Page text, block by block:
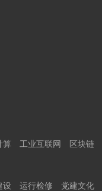
算 工业互联网 区块链
设 运行检修 党建文化